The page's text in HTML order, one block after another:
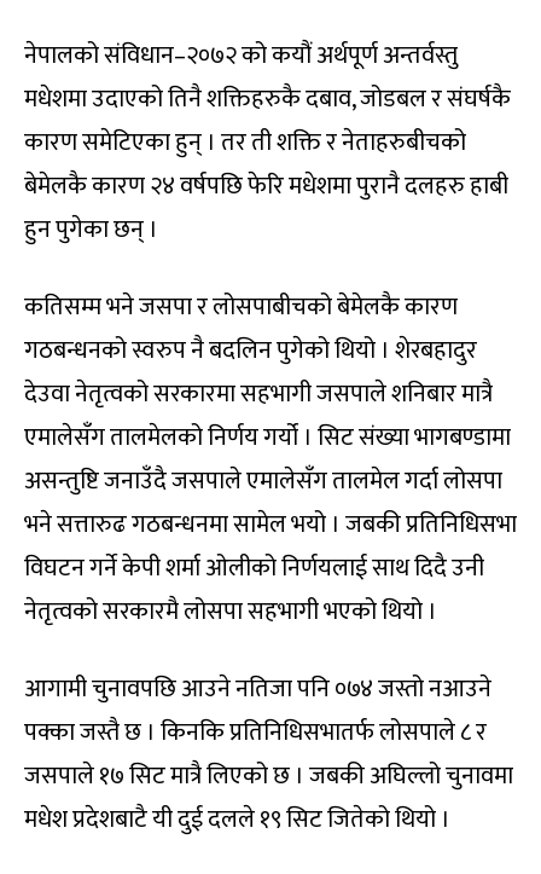
नेपालको संविधान–२०७२ को कयौं अर्थपूर्ण अन्तर्वस्तु
मधेशमा उदाएको तिनै शक्तिहरुकै दबाव, जोडबल र संघर्षकै
कारण समेटिएका हुन् । तर ती शक्ति र नेताहरुबीचको
बेमेलकै कारण २४ वर्षपछि फेरि मधेशमा पुरानै दलहरु हाबी
हुन पुगेका छन् ।
कतिसम्म भने जसपा र लोसपाबीचको बेमेलकै कारण
गठबन्धनको स्वरुप नै बदलिन पुगेको थियो । शेरबहादुर
देउवा नेतृत्वको सरकारमा सहभागी जसपाले शनिबार मात्रै
एमालेसँग तालमेलको निर्णय गर्यो । सिट संख्या भागबण्डामा
असन्तुष्टि जनाउँदै जसपाले एमालेसँग तालमेल गर्दा लोसपा
भने सत्तारुढ गठबन्धनमा सामेल भयो । जबकी प्रतिनिधिसभा
विघटन गर्ने केपी शर्मा ओलीको निर्णयलाई साथ दिदै उनी
नेतृत्वको सरकारमै लोसपा सहभागी भएको थियो ।
आगामी चुनावपछि आउने नतिजा पनि ०७४ जस्तो नआउने
पक्का जस्तै छ । किनकि प्रतिनिधिसभातर्फ लोसपाले ८ र
जसपाले १७ सिट मात्रै लिएको छ । जबकी अघिल्लो चुनावमा
मधेश प्रदेशबाटै यी दुई दलले १९ सिट जितेको थियो ।